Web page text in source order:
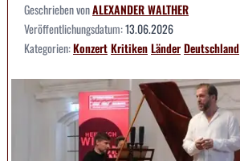
Geschrieben vonALEXANDER WALTHER
Veröffentlichungsdatum:13.06.2026
Kategorien:KonzertKritikenLänderDeutschland